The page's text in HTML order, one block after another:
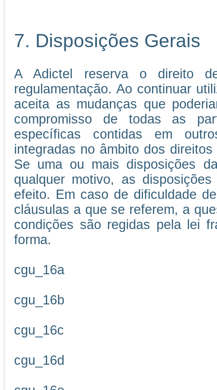
7. Disposições Gerais
A Adictel reserva o direito
regulamentação. Ao continuar
aceita as mudanças que
compromisso de todas as
específicas contidas em
integradas no âmbito dos
Se uma ou mais disposições
qualquer motivo, as
efeito. Em caso de dificuldade
cláusulas a que se referem, a
condições são regidas pela lei
forma.
cgu_16a
cgu_16b
cgu_16c
cgu_16d